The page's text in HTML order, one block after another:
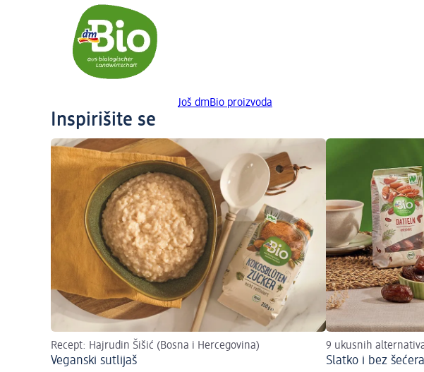
Još dmBio proizvoda
Inspirišite se
Recept: Hajrudin Šišić (Bosna i Hercegovina)
Veganski sutlijaš
9 ukusnih
Slatko i bez šećera